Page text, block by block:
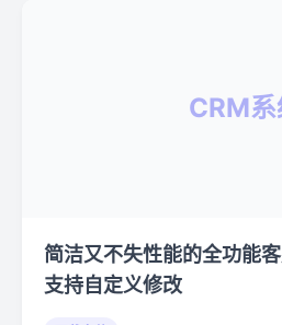
CRM
简洁又不失性能的全功能
支持自定义修改